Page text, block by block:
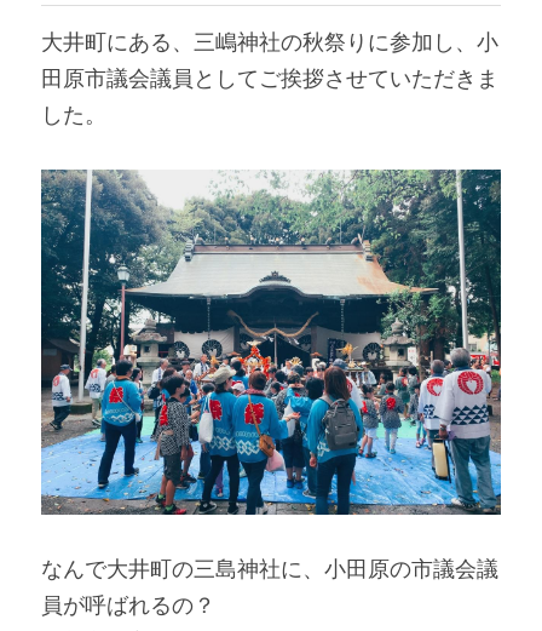
大井町にある、三嶋神社の秋祭りに参加し、小
田原市議会議員としてご挨拶させていただきま
した。
なんで大井町の三島神社に、小田原の市議会議
員が呼ばれるの？